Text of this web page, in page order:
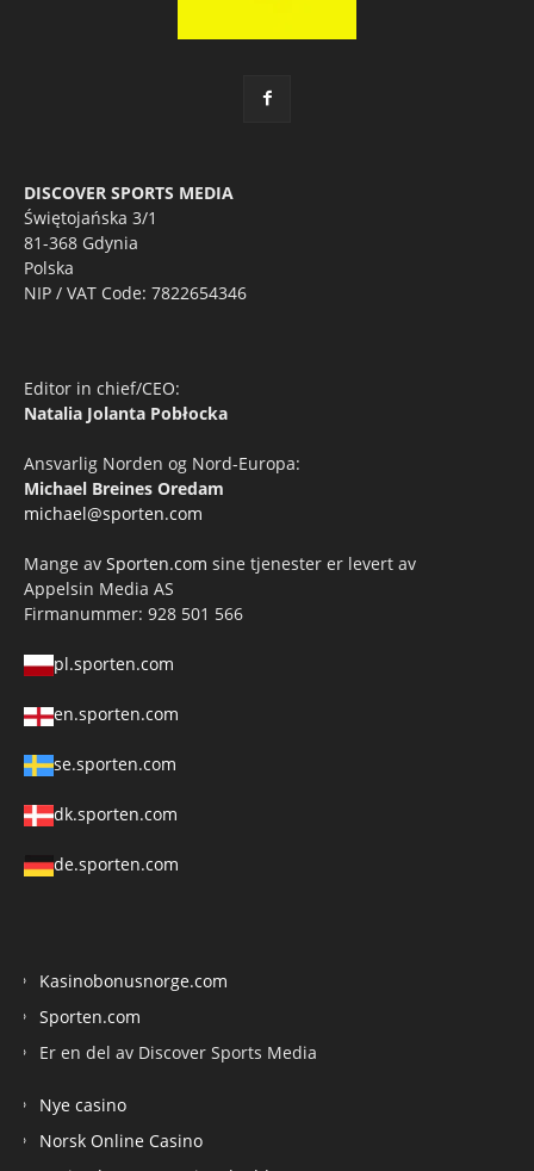
DISCOVER SPORTS MEDIA
Świętojańska 3/1
81-368 Gdynia
Polska
NIP / VAT Code: 7822654346
Editor in chief/CEO:
Natalia Jolanta Pobłocka
Ansvarlig Norden og Nord-Europa:
Michael Breines Oredam
michael@sporten.com
Mange av Sporten.com sine tjenester er levert av
Appelsin Media AS
Firmanummer: 928 501 566
pl.sporten.com
en.sporten.com
se.sporten.com
dk.sporten.com
de.sporten.com
Kasinobonusnorge.com
Sporten.com
Er en del av Discover Sports Media
Nye casino
Norsk Online Casino